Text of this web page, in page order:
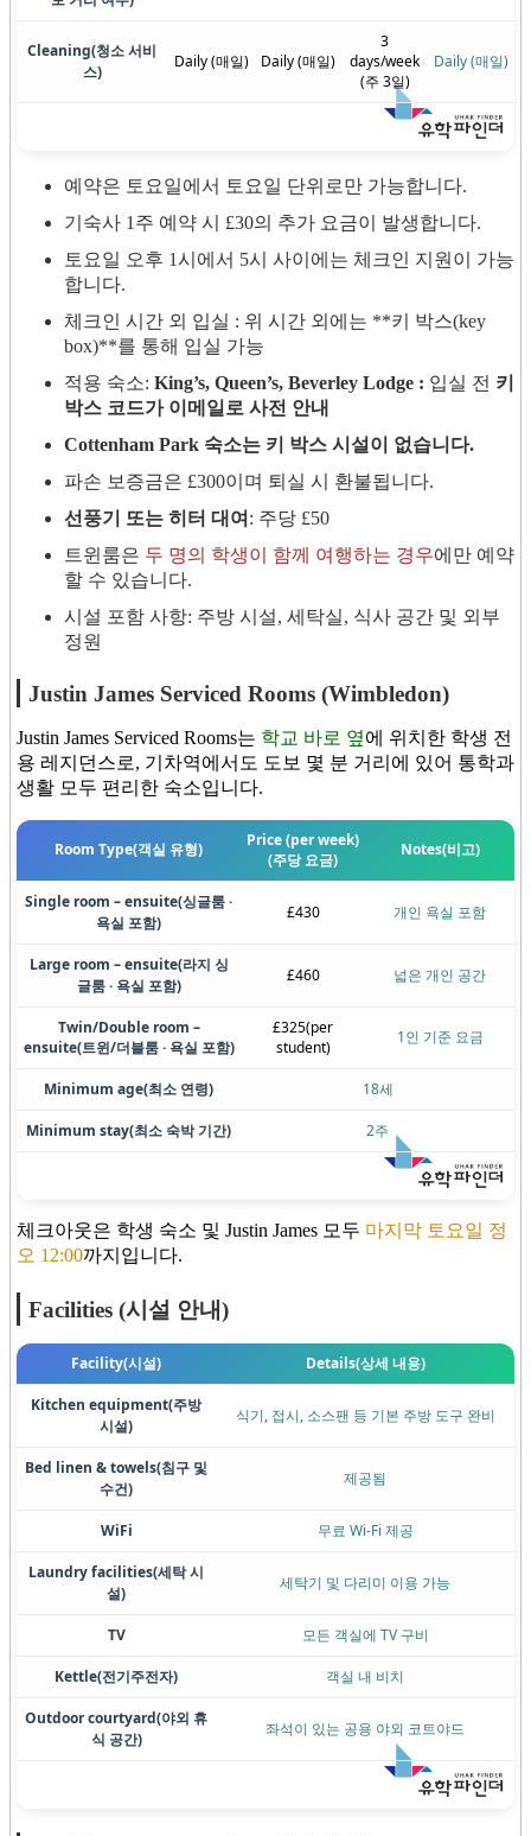
Cleaning(청소 서비
스)
Daily (매일) Daily (매일)
3
days/week
(주 3일)
Daily (매일)
예약은 토요일에서 토요일 단위로만 가능합니다.
기숙사 1주 예약 시 £30의 추가 요금이 발생합니다.
토요일 오후 1시에서 5시 사이에는 체크인 지원이 가능
합니다.
체크인 시간 외 입실 : 위 시간 외에는 **키 박스(key
box)**를 통해 입실 가능
적용 숙소: King’s, Queen’s, Beverley Lodge : 입실 전 키
박스 코드가 이메일로 사전 안내
Cottenham Park 숙소는 키 박스 시설이 없습니다.
파손 보증금은 £300이며 퇴실 시 환불됩니다.
선풍기 또는 히터 대여 : 주당 £50
트윈룸은 두 명의 학생이 함께 여행하는 경우에만 예약
할 수 있습니다.
시설 포함 사항: 주방 시설, 세탁실, 식사 공간 및 외부
정원
Justin James Serviced Rooms (Wimbledon)
Justin James Serviced Rooms는 학교 바로 옆에 위치한 학생 전
용 레지던스로, 기차역에서도 도보 몇 분 거리에 있어 통학과
생활 모두 편리한 숙소입니다.
Room Type(객실 유형)
Price (per week)
(주당 요금)
Notes(비고)
Single room – ensuite(싱글룸 ·
욕실 포함)
£430 개인 욕실 포함
Large room – ensuite(라지 싱
글룸 · 욕실 포함)
£460 넓은 개인 공간
Twin/Double room –
ensuite(트윈/더블룸 · 욕실 포함)
£325(per
student)
1인 기준 요금
Minimum age(최소 연령) 18세
Minimum stay(최소 숙박 기간) 2주
체크아웃은 학생 숙소 및 Justin James 모두 마지막 토요일 정
오 12:00까지입니다.
Facilities (시설 안내)
Facility(시설) Details(상세 내용)
Kitchen equipment(주방
시설)
식기, 접시, 소스팬 등 기본 주방 도구 완비
Bed linen & towels(침구 및
수건)
제공됨
WiFi 무료 Wi-Fi 제공
Laundry facilities(세탁 시
설)
세탁기 및 다리미 이용 가능
TV 모든 객실에 TV 구비
Kettle(전기주전자) 객실 내 비치
Outdoor courtyard(야외 휴
식 공간)
좌석이 있는 공용 야외 코트야드